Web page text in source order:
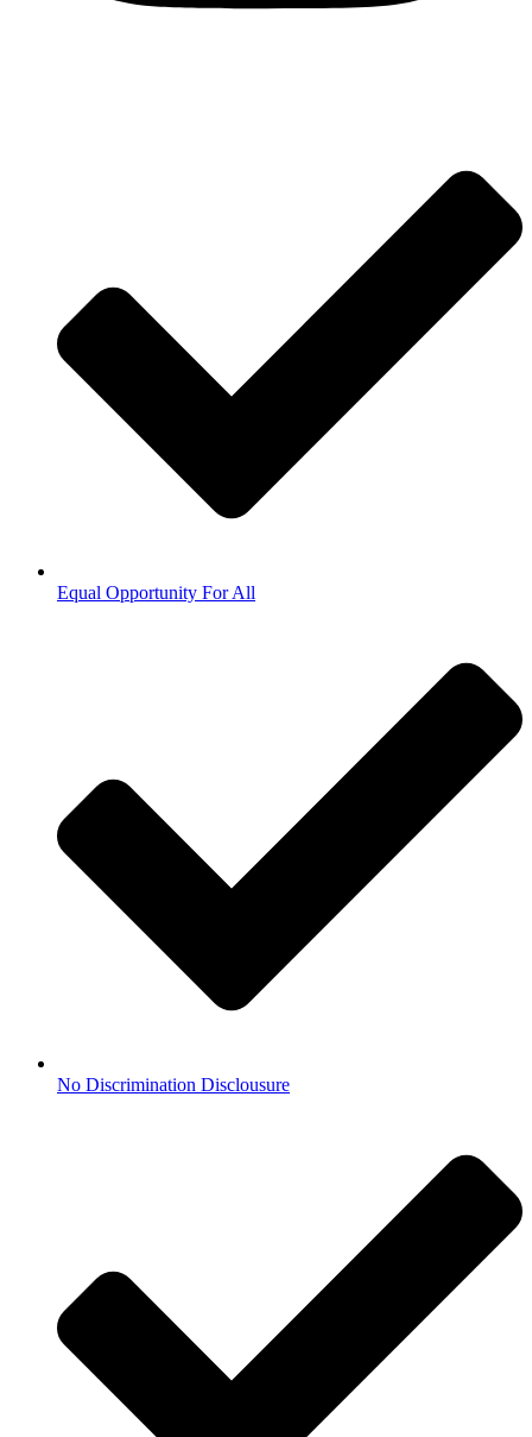
Equal Opportunity For All
No Discrimination Disclousure